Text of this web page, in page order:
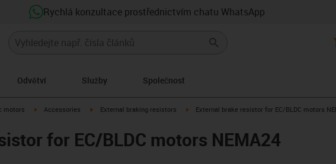
Rychlá konzultace prostřednictvím chatu WhatsApp
Odvětví Služby Společnost
right
motors igus-icon-arrow-right
Accessories igus-icon-arrow-right
External braking resistors igus-icon-arrow-right
External brake resistor for EC/BLDC motors
for EC/BLDC motors NEMA24